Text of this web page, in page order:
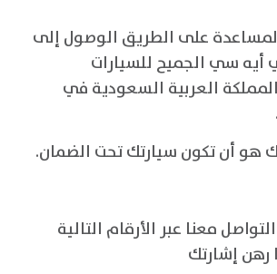
على الطريق الوصول إلى
أيه سي الجميح للسيارات
العربية السعودية في
هو أن تكون سيارتك تحت الضمان.
معنا عبر الأرقام التالية
رهن إشارتك